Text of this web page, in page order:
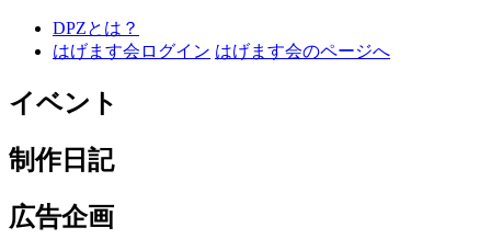
DPZとは？
はげます会ログイン はげます会のページへ
イベント
制作日記
広告企画